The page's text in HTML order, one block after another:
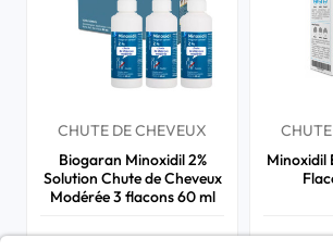
CHUTE DE CHEVEUX
Biogaran Minoxidil 2%
Solution Chute de Cheveux
Modérée 3 flacons 60 ml
Minoxidil